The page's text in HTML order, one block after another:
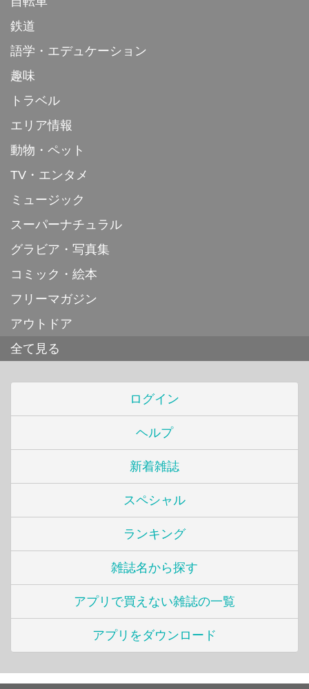
鉄道
語学・エデュケーション
趣味
トラベル
エリア情報
動物・ペット
TV・エンタメ
ミュージック
スーパーナチュラル
グラビア・写真集
コミック・絵本
フリーマガジン
アウトドア
全て見る
ログイン
ヘルプ
新着雑誌
スペシャル
ランキング
雑誌名から探す
アプリで買えない雑誌の一覧
アプリをダウンロード